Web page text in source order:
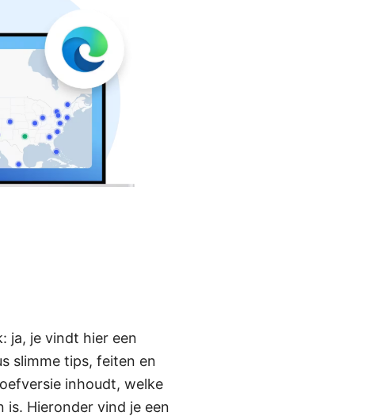
ja, je vindt hier een
slimme tips, feiten en
inhoudt, welke
Hieronder vind je een